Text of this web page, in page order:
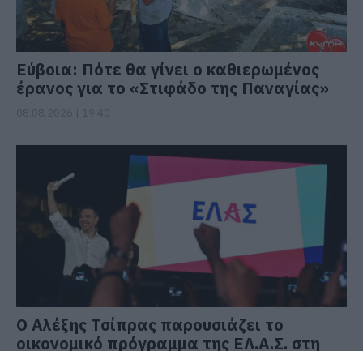
Εύβοια: Πότε θα γίνει ο καθιερωμένος
έρανος για το «Στιφάδο της Παναγίας»
Ο Αλέξης Τσίπρας παρουσιάζει το
οικονομικό πρόγραμμα της ΕΛ.Α.Σ. στη